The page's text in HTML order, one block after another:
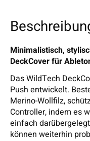
Minimalistisch,
DeckCover für
Das WildTech
Push entwickelt.
Merino-Wollfilz,
Controller, indem es
einfach
können weiterhin